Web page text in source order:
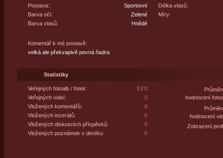
Postava::
Sportovní
Barva očí:
Zelené
Barva vlasů:
Hnědé
Délka vlasů:
Míry:
Komentář k mé postavě:
velká ale překvapivě pevná ňadra
Statistiky
Veřejných fotoalb / fotek: 0/ 0
Veřejných videí:
0
Vložených komentářů:
0
Vložených inzerátů:
0
Vložených diskusních příspěvků:
0
Vložených poznámek v deníku:
0
hodnocení
hodnocení
Zobrazení